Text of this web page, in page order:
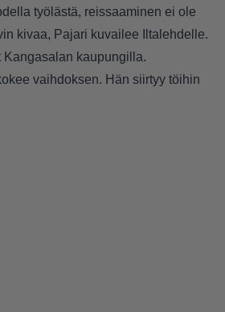
työlästä, reissaaminen ei ole
kivaa, Pajari kuvailee Iltalehdelle.
Kangasalan kaupungilla.
vaihdoksen. Hän siirtyy töihin